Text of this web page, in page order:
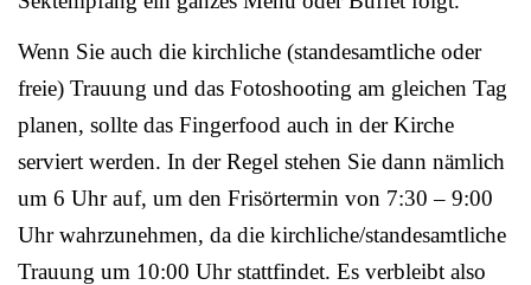
Wenn Sie auch die kirchliche (standesamtliche oder
freie) Trauung und das Fotoshooting am gleichen Tag
planen, sollte das Fingerfood auch in der Kirche
serviert werden. In der Regel stehen Sie dann nämlich
um 6 Uhr auf, um den Frisörtermin von 7:30 – 9:00
Uhr wahrzunehmen, da die kirchliche/standesamtliche
Trauung um 10:00 Uhr stattfindet. Es verbleibt also